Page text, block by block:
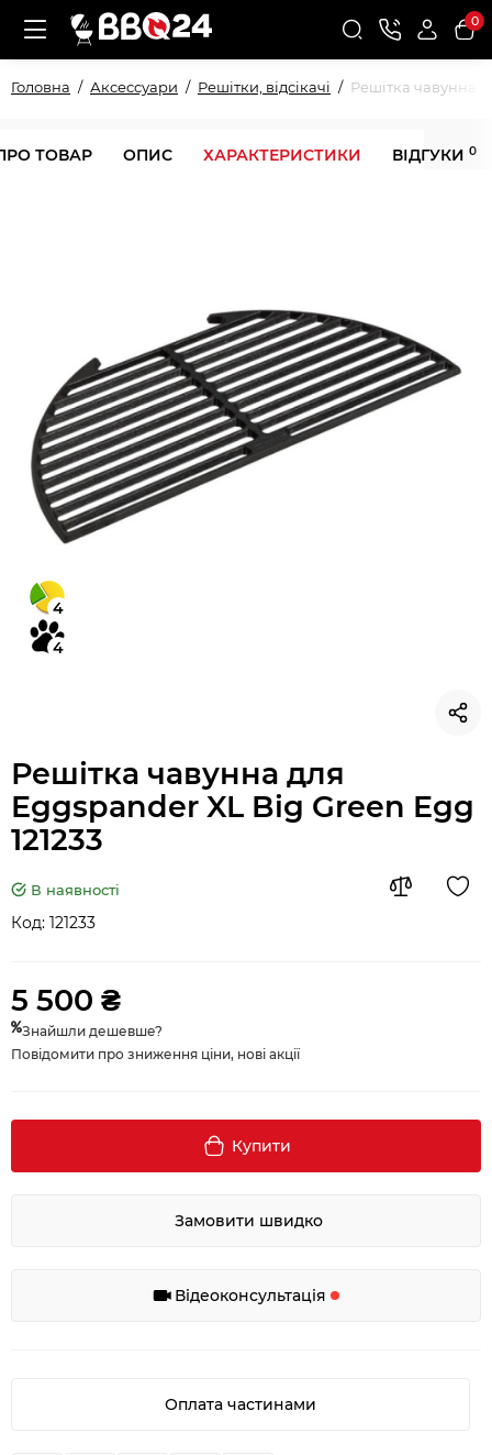
0
Головна Аксессуари Решітки, відсікачі Решітка чавунна
ТОВАР ОПИС ХАРАКТЕРИСТИКИ ВІДГУКИ 0
4
4
Решітка чавунна для
Eggspander XL Big Green Egg
121233
В наявності
Код: 121233
5 500 ₴
Знайшли дешевше?
Повідомити про зниження ціни, нові акції
Купити
Замовити швидко
Відеоконсультація
Оплата частинами